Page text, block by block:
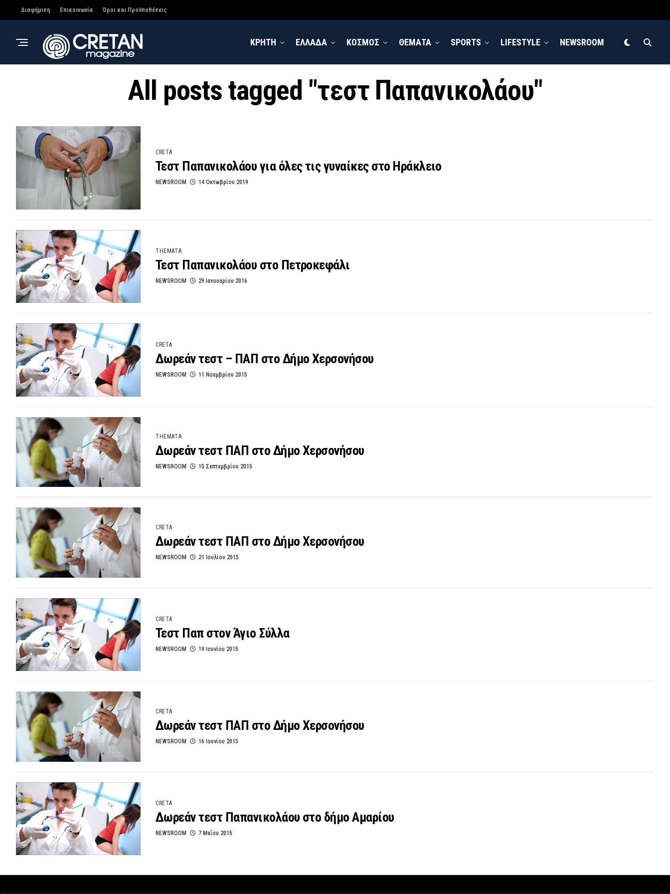
Διαφήμιση Επικοινωνία Όροι και Προϋποθέσεις
ΚΡΗΤΗ ΕΛΛΑΔΑ ΚΟΣΜΟΣ ΘΕΜΑΤΑ SPORTS LIFESTYLE NEWSROOM
All posts tagged "τεστ Παπανικολάου"
CRETA
Τεστ Παπανικολάου για όλες τις γυναίκες στο Ηράκλειο
NEWSROOM 14 Οκτωβρίου 2019
THEMATA
Τεστ Παπανικολάου στο Πετροκεφάλι
NEWSROOM 29 Ιανουαρίου 2016
CRETA
Δωρεάν τεστ – ΠΑΠ στο Δήμο Χερσονήσου
NEWSROOM 11 Νοεμβρίου 2015
THEMATA
Δωρεάν τεστ ΠΑΠ στο Δήμο Χερσονήσου
NEWSROOM 15 Σεπτεμβρίου 2015
CRETA
Δωρεάν τεστ ΠΑΠ στο Δήμο Χερσονήσου
NEWSROOM 21 Ιουλίου 2015
CRETA
Τεστ Παπ στον Άγιο Σύλλα
NEWSROOM 19 Ιουνίου 2015
CRETA
Δωρεάν τεστ ΠΑΠ στο Δήμο Χερσονήσου
NEWSROOM 16 Ιουνίου 2015
CRETA
Δωρεάν τεστ Παπανικολάου στο δήμο Αμαρίου
NEWSROOM 7 Μαΐου 2015